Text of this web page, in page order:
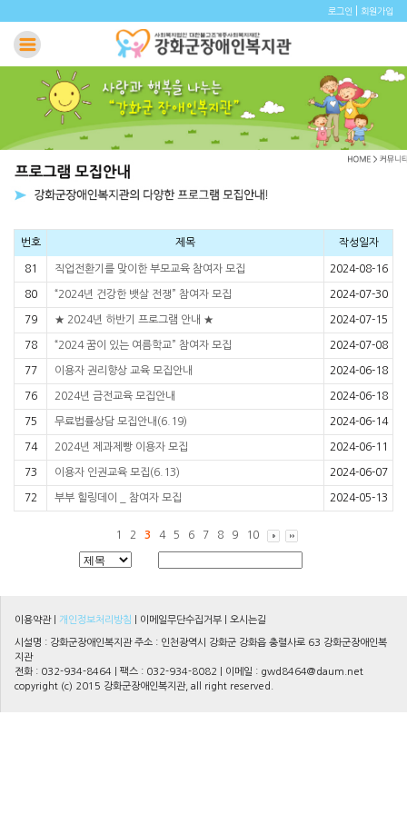
로그인 회원가입
번호 제목 작성일자
81 직업전환기를 맞이한 부모교육 참여자 모집 2024-08-16
80 “2024년 건강한 뱃살 전쟁” 참여자 모집 2024-07-30
79 ★ 2024년 하반기 프로그램 안내 ★ 2024-07-15
78 “2024 꿈이 있는 여름학교” 참여자 모집 2024-07-08
77 이용자 권리향상 교육 모집안내 2024-06-18
76 2024년 금전교육 모집안내 2024-06-18
75 무료법률상담 모집안내(6.19) 2024-06-14
74 2024년 제과제빵 이용자 모집 2024-06-11
73 이용자 인권교육 모집(6.13) 2024-06-07
72 부부 힐링데이 _ 참여자 모집 2024-05-13
1 2 3 4 5 6 7 8 9 10
이용약관| 개인정보처리방침 이메일무단수집거부 오시는길
시설명 : 강화군장애인복지관 주소 : 인천광역시 강화군 강화읍 충렬사로 63 강화군장애인복
지관
전화 : 032-934-8464 | 팩스 : 032-934-8082 | 이메일 : gwd8464@daum.net
copyright (c) 2015 강화군장애인복지관, all right reserved.